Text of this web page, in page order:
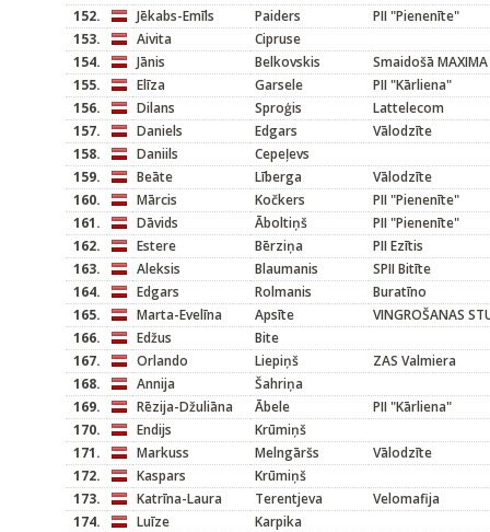
152.
Jēkabs-Emīls Paiders
PII "Pienenīte"
153.
Aivita
Cipruse
154.
Jānis Belkovskis
Smaidošā
155.
Elīza Garsele
PII "Kārliena"
156.
Dilans Sproģis
Lattelecom
157.
Daniels Edgars
Vālodzīte
158.
Daniils
Cepeļevs
159.
Beāte Līberga
Vālodzīte
160.
Mārcis Kočkers
PII "Pienenīte"
161.
Dāvids Āboltiņš
PII "Pienenīte"
162.
Estere Bērziņa
PII Ezītis
163.
Aleksis Blaumanis
SPII Bitīte
164.
Edgars Rolmanis
Buratīno
165.
Marta-Evelīna Apsīte
VINGROŠANAS
166.
Edžus
Bite
167.
Orlando Liepiņš
ZAS Valmiera
168.
Annija
Šahriņa
169.
Rēzija-Džuliāna Ābele
PII "Kārliena"
170.
Endijs
Krūmiņš
171.
Markuss Melngāršs
Vālodzīte
172.
Kaspars
Krūmiņš
173.
Katrīna-Laura Terentjeva
Velomafija
174.
Luīze
Karpika